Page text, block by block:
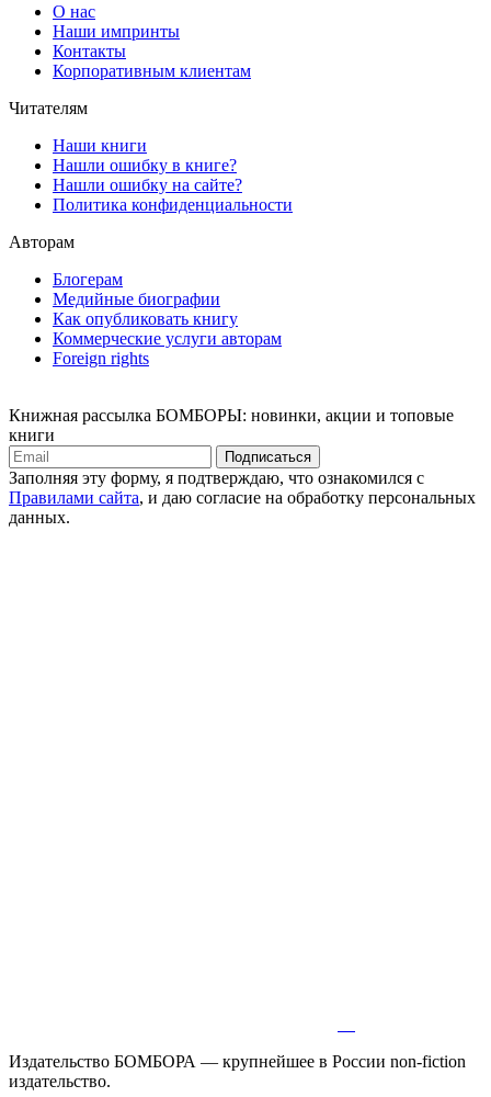
О нас
Наши импринты
Контакты
Корпоративным клиентам
Читателям
Наши книги
Нашли ошибку в книге?
Нашли ошибку на сайте?
Политика конфиденциальности
Авторам
Блогерам
Медийные биографии
Как опубликовать книгу
Коммерческие услуги авторам
Foreign rights
Книжная рассылка БОМБОРЫ: новинки, акции и топовые
книги
Подписаться
Заполняя эту форму, я подтверждаю, что ознакомился с
Правилами сайта, и даю согласие на обработку персональных
данных.
Издательство БОМБОРА — крупнейшее в России non-fiction
издательство.